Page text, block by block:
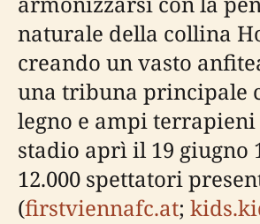
naturale della collina
creando un vasto
una tribuna principale
legno e ampi terrapieni
stadio aprì il 19 giugno
12.000 spettatori
(firstviennafc.at;